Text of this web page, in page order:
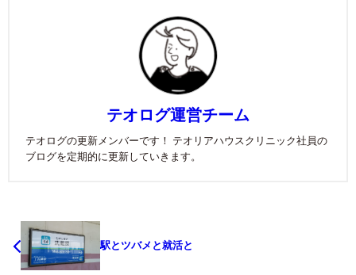
テオログ運営チーム
テオログの更新メンバーです！ テオリアハウスクリニック社員の
ブログを定期的に更新していきます。
駅とツバメと就活と